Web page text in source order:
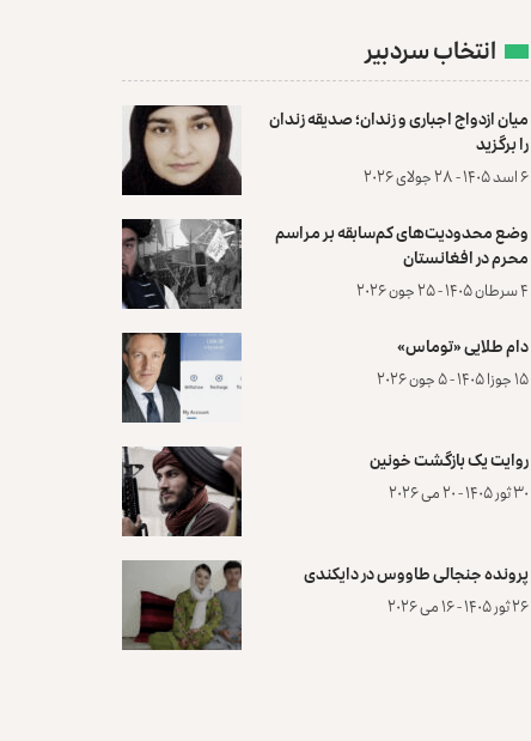
انتخاب سردبیر
میان ازدواج اجباری و زندان؛ صدیقه زندان
را برگزید
۶ اسد ۱۴۰۵ - ۲۸ جولای ۲۰۲۶
وضع محدودیت‌های کم‌سابقه بر مراسم
محرم در افغانستان
۴ سرطان ۱۴۰۵ - ۲۵ جون ۲۰۲۶
دام طلایی «توماس»
۱۵ جوزا ۱۴۰۵ - ۵ جون ۲۰۲۶
روایت یک بازگشت خونین
۳۰ ثور ۱۴۰۵ - ۲۰ می ۲۰۲۶
پرونده‌ جنجالی طاووس در دایکندی
۲۶ ثور ۱۴۰۵ - ۱۶ می ۲۰۲۶